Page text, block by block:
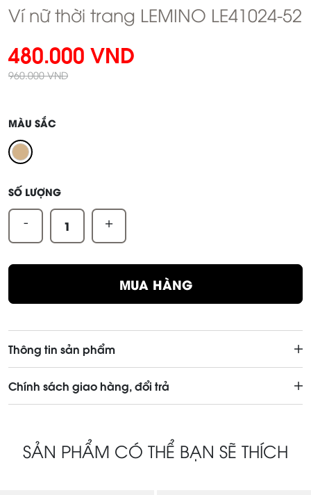
Ví nữ thời trang LEMINO LE41024-52
480.000 VND
960.000 VND
MÀU SẮC
SỐ LƯỢNG
- +
MUA HÀNG
Thông tin sản phẩm
Chính sách giao hàng, đổi trả
SẢN PHẨM CÓ THỂ BẠN SẼ THÍCH